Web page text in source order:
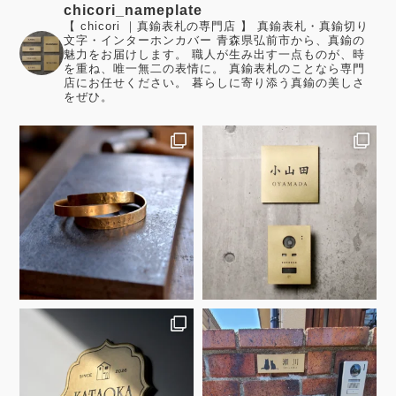
chicori_nameplate
【 chicori ｜真鍮表札の専門店 】 真鍮表札・真鍮切り
文字・インターホンカバー 青森県弘前市から、真鍮の
魅力をお届けします。 職人が生み出す一点ものが、時
を重ね、唯一無二の表情に。 真鍮表札のことなら専門
店にお任せください。 暮らしに寄り添う真鍮の美しさ
をぜひ。